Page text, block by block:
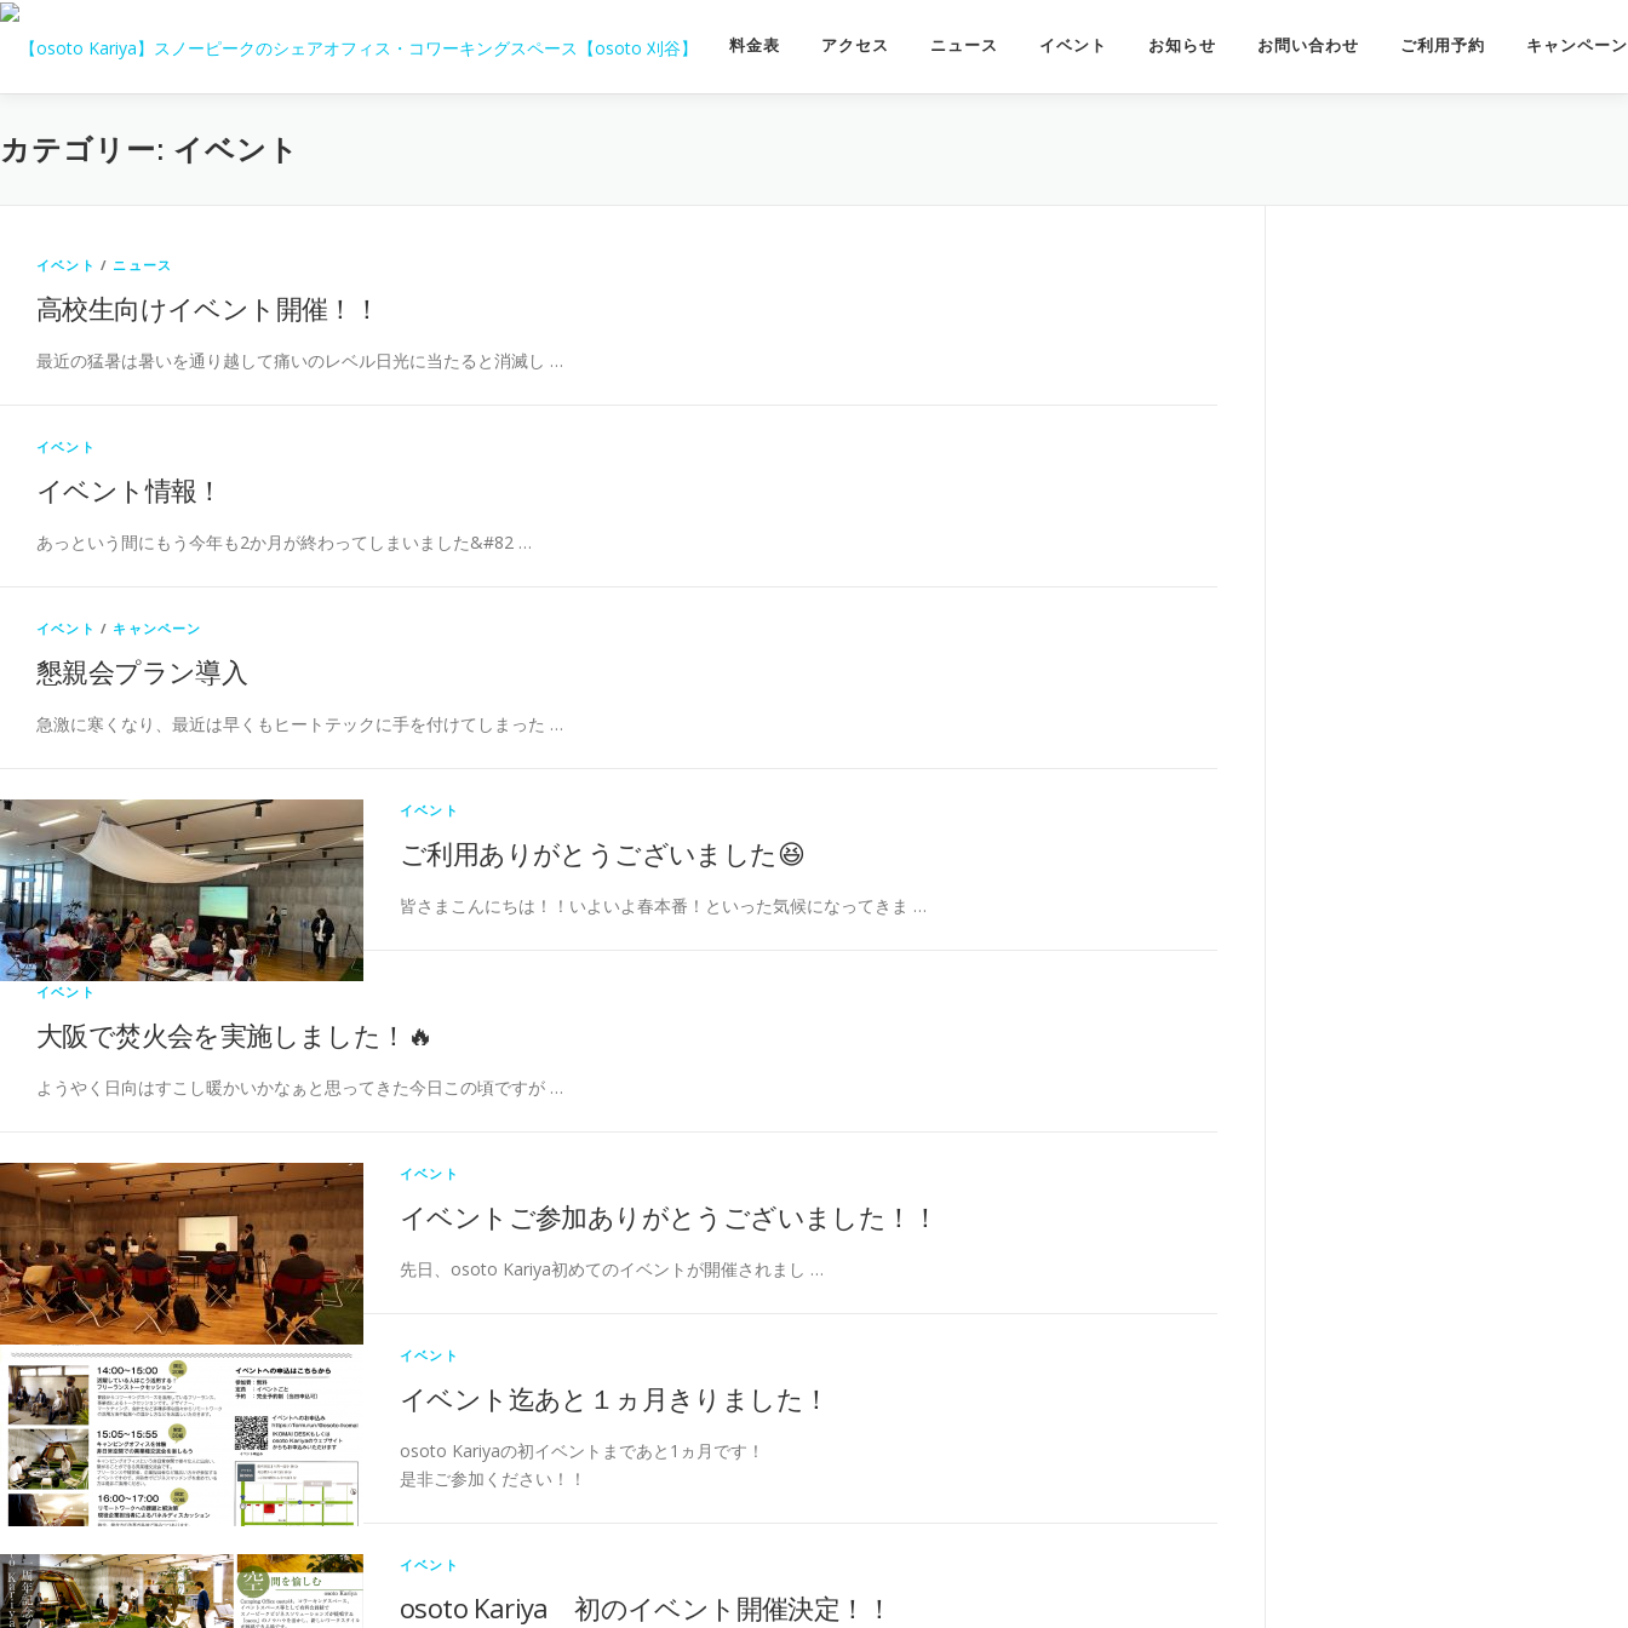
コ
ン
へ
料金表 アクセス ニュース イベント お知らせ お問い合わせ ご利用予約 キャンペーン
カテゴリー: イベント
イベント / ニュース
高校生向けイベント開催！！
最近の猛暑は暑いを通り越して痛いのレベル日光に当たると消滅し …
イベント
イベント情報！
あっという間にもう今年も2か月が終わってしまいました&#82 …
イベント / キャンペーン
懇親会プラン導入
急激に寒くなり、最近は早くもヒートテックに手を付けてしまった …
イベント
ご利用ありがとうございました😆
皆さまこんにちは！！いよいよ春本番！といった気候になってきま …
イベント
大阪で焚火会を実施しました！🔥
ようやく日向はすこし暖かいかなぁと思ってきた今日この頃ですが …
イベント
イベントご参加ありがとうございました！！
先日、osoto Kariya初めてのイベントが開催されまし …
イベント
イベント迄あと１ヵ月きりました！
osoto Kariyaの初イベントまであと1ヵ月です！
是非ご参加ください！！
イベント
osoto Kariya 初のイベント開催決定！！